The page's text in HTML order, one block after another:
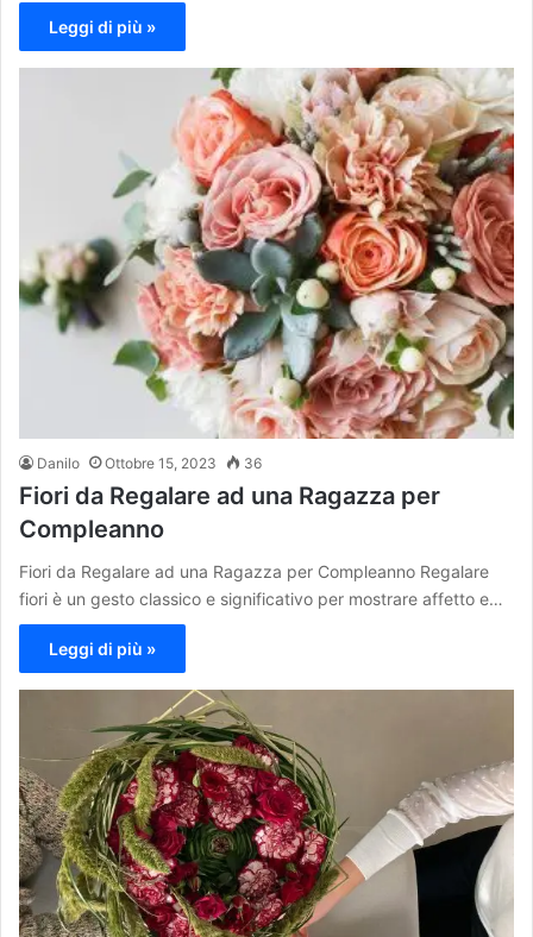
Leggi di più »
Danilo Ottobre 15, 2023 36
Fiori da Regalare ad una Ragazza per
Compleanno
Fiori da Regalare ad una Ragazza per Compleanno Regalare
fiori è un gesto classico e significativo per mostrare affetto e…
Leggi di più »